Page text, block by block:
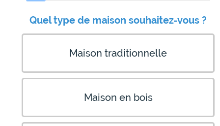
Quel type de maison souhaitez-vous ?
Maison traditionnelle
Maison en bois